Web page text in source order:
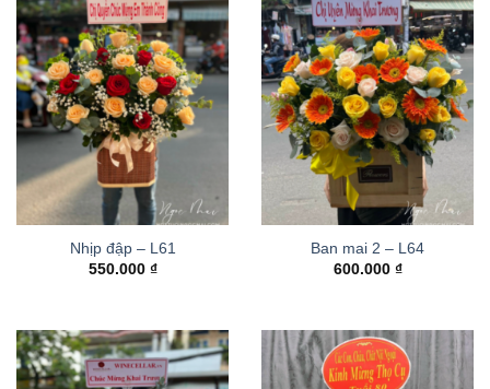
Nhịp đập – L61
550.000 ₫
Ban mai 2 – L64
600.000 ₫